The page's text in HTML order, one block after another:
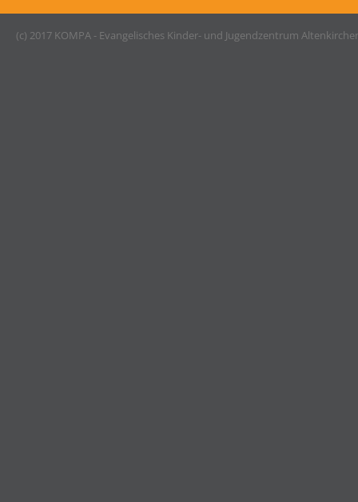
(c) 2017 KOMPA - Evangelisches Kinder- und Jugendzentrum